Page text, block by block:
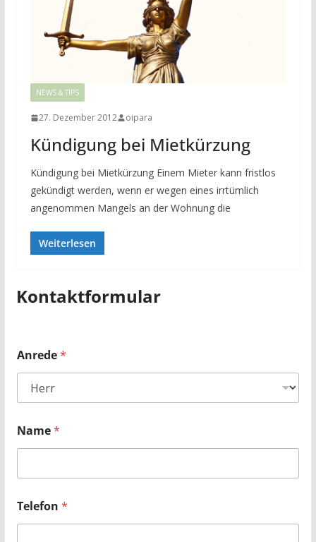
NEWS & TIPS
27. Dezember 2012 oipara
Kündigung bei Mietkürzung
Kündigung bei Mietkürzung Einem Mieter kann fristlos
gekündigt werden, wenn er wegen eines irrtümlich
angenommen Mangels an der Wohnung die
Weiterlesen
Kontaktformular
Anrede*
Name*
Telefon *